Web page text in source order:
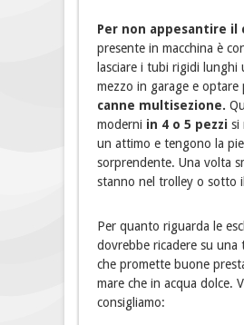
Per non appesantire il
presente in macchina è
lasciare i tubi rigidi lunghi
mezzo in garage e optare
canne multisezione.
moderni in 4 o 5 pezzisi
un attimo e tengono la
sorprendente. Una volta
stanno nel trolley o sotto
Per quanto riguarda le
dovrebbe ricadere su una
che promette buone
mare che in acqua dolce.
consigliamo: